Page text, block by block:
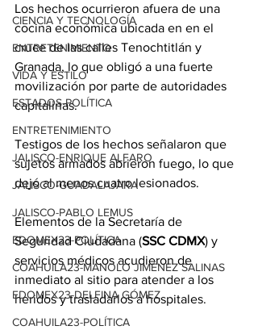
CIENCIA Y TECNOLOGÍA
ENTRETENIMIENTO
VIDA Y ESTILO
ESTADOS-POLÍTICA
ENTRETENIMIENTO
JALISCO-ENRIQUE ALFARO
JALISCO-GUADALAJARA
JALISCO-PABLO LEMUS
EDOMEX23-POLÍTICA
COAHUILA23-MANOLO JIMÉNEZ SALINAS
EDOMEX23-DELFINA GÓMEZ
COAHUILA23-POLÍTICA
Los hechos ocurrieron afuera de una
cocina económica ubicada en en el
cruce de las calles Tenochtitlán y
Granada, lo que obligó a una fuerte
movilización por parte de autoridades
capitalinas.
Testigos de los hechos señalaron que
sujetos armados abrieron fuego, lo que
dejó al menos cuatro lesionados.
Elementos de la Secretaría de
Seguridad Ciudadana (SSC CDMX) y
servicios médicos acudieron de
inmediato al sitio para atender a los
heridos y trasladarlos a hospitales.